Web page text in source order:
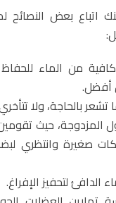
اتباع بعض
من الماء
أفضل.
المزدوجة، حيث
صغيرة وانتظري